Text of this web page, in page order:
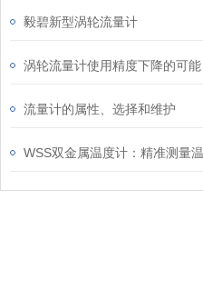
毅碧新型涡轮流量计
流量计的属性、选择和维护